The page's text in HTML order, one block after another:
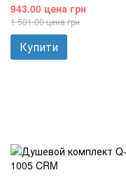
943.00 цена грн
1 501.00 цена грн
Купити